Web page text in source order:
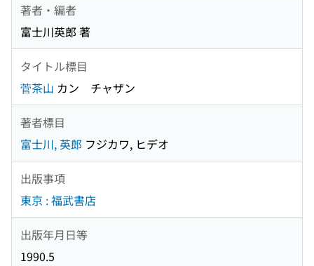
著者・編者
富士川英郎 著
タイトル標目
菅茶山 カン チャザン
著者標目
富士川, 英郎 フジカワ, ヒデオ
出版事項
東京 : 福武書店
出版年月日等
1990.5